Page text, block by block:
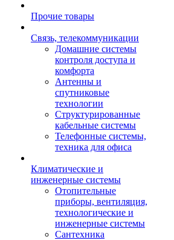
Прочие товары
Связь, телекоммуникации
Домашние системы
контроля доступа и
комфорта
Антенны и
спутниковые
технологии
Структурированные
кабельные системы
Телефонные системы,
техника для офиса
Климатические и
инженерные системы
Отопительные
приборы, вентиляция,
технологические и
инженерные системы
Сантехника